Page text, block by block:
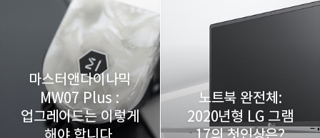
마스터앤다이나믹
MW07 Plus :
업그레이드는 이렇게
해야 합니다.
노트북 완전체:
2020년형 LG 그램
17의 첫인상은?